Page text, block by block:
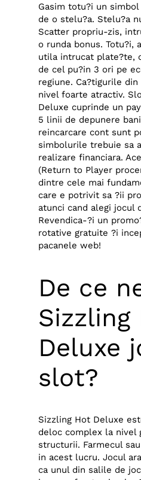
Gasim totu?i un
de o stelu?a. Stelu?a
Scatter propriu-zis,
o runda bonus. Totu?i,
utila intrucat plate?te,
de cel pu?in 3 ori pe
regiune. Ca?tigurile
nivel foarte atractiv.
Deluxe cuprinde un
5 linii de depunere
reincarcare cont sunt
simbolurile trebuie sa
realizare financiara.
(Return to Player
dintre cele mai
care e potrivit sa ?ii
atunci cand alegi jocul
Revendica-?i un
rotative gratuite ?i
pacanele web!
De ce
Sizzling
Deluxe
slot?
Sizzling Hot Deluxe
deloc complex la nivel
structurii. Farmecul
in acest lucru. Jocul
ca unul din salile de